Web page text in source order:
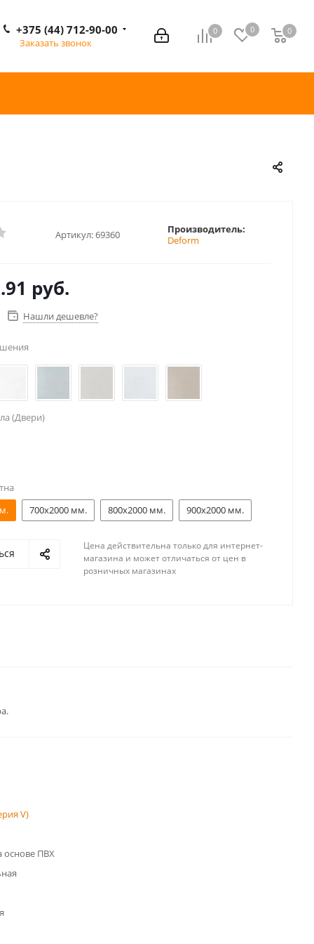
0 0 0
0
+375 (44) 712-90-00
Заказать звонок
Артикул:69360
Производитель:
Deform
руб.
Нашли дешевле?
(Двери)
700x2000 мм. 800x2000 мм. 900x2000 мм.
Цена действительна только для интернет-
магазина и может отличаться от цен в
розничных магазинах
V)
основе ПВХ